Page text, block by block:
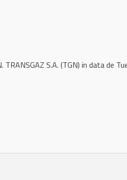
S.A. (TGN) in data de